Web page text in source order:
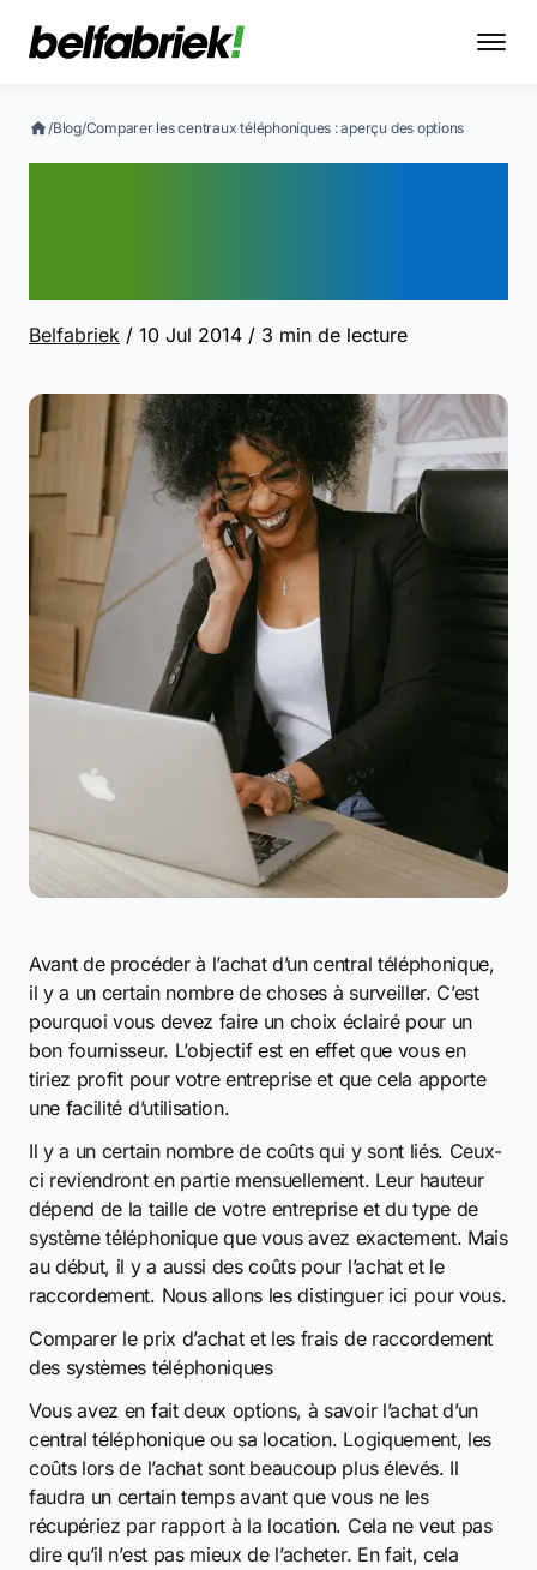
/Blog/Comparer les centraux téléphoniques : aperçu des options
Belfabriek / 10 Jul 2014 / 3 min de lecture
Avant de procéder à l’achat d’un central téléphonique,
il y a un certain nombre de choses à surveiller. C’est
pourquoi vous devez faire un choix éclairé pour un
bon fournisseur. L’objectif est en effet que vous en
tiriez profit pour votre entreprise et que cela apporte
une facilité d’utilisation.
Il y a un certain nombre de coûts qui y sont liés. Ceux-
ci reviendront en partie mensuellement. Leur hauteur
dépend de la taille de votre entreprise et du type de
système téléphonique que vous avez exactement. Mais
au début, il y a aussi des coûts pour l’achat et le
raccordement. Nous allons les distinguer ici pour vous.
Comparer le prix d’achat et les frais de raccordement
des systèmes téléphoniques
Vous avez en fait deux options, à savoir l’achat d’un
central téléphonique ou sa location. Logiquement, les
coûts lors de l’achat sont beaucoup plus élevés. Il
faudra un certain temps avant que vous ne les
récupériez par rapport à la location. Cela ne veut pas
dire qu’il n’est pas mieux de l’acheter. En fait, cela